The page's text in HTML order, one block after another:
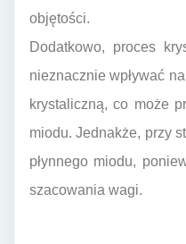
objętości.
Dodatkowo, proces
nieznacznie wpływać
krystaliczną, co może
miodu. Jednakże, przy
płynnego miodu,
szacowania wagi.